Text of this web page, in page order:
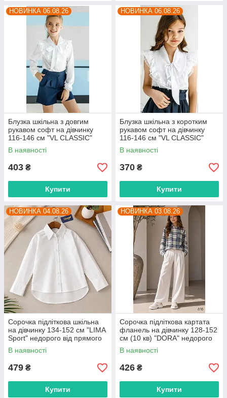
НОВИНКА 06.08.26
Блузка шкільна з довгим
рукавом софт на дівчинку
116-146 см "VL CLASSIC"
недорого від прямого
постачальника
В наявності
403 ₴
Купити
НОВИНКА 06.08.26
Блузка шкільна з коротким
рукавом софт на дівчинку
116-146 см "VL CLASSIC"
недорого від прямого
постачальника
В наявності
370 ₴
Купити
НОВИНКА 04.08.26
Сорочка підліткова шкільна
на дівчинку 134-152 см "LIMA
Sport" недорого від прямого
постачальника
В наявності
479 ₴
Купити
НОВИНКА 03.08.26
Сорочка підліткова картата
фланель на дівчинку 128-152
см (10 кв) "DORA" недорого
від прямого постачальника
В наявності
426 ₴
Купити